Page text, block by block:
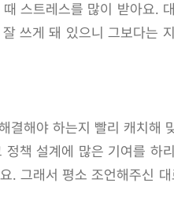
스트레스를 많이 받아요.
쓰게 돼 있으니 그보다는
결해야 하는지 빨리 캐치해
책 설계에 많은 기여를 하
. 그래서 평소 조언해주신